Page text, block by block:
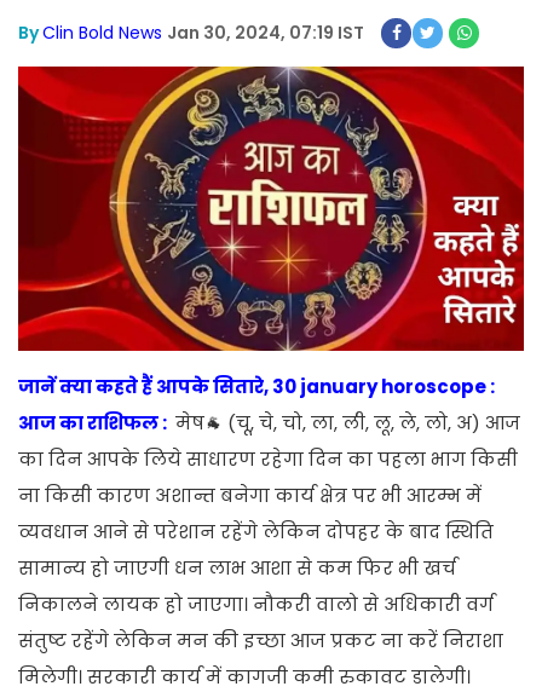
ByClin Bold News Jan 30, 2024, 07:19 IST
जानें क्या कहते हैं आपके सितारे, 30 january horoscope :
आज का राशिफल : मेष🐐 (चू, चे, चो, ला, ली, लू, ले, लो, अ) आज
का दिन आपके लिये साधारण रहेगा दिन का पहला भाग किसी
ना किसी कारण अशान्त बनेगा कार्य क्षेत्र पर भी आरम्भ में
व्यवधान आने से परेशान रहेंगे लेकिन दोपहर के बाद स्थिति
सामान्य हो जाएगी धन लाभ आशा से कम फिर भी खर्च
निकालने लायक हो जाएगा। नौकरी वालो से अधिकारी वर्ग
संतुष्ट रहेंगे लेकिन मन की इच्छा आज प्रकट ना करें निराशा
मिलेगी। सरकारी कार्य में कागजी कमी रुकावट डालेगी।